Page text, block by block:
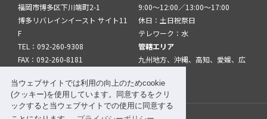
当ウェブサイトでは利用の向上のためcookie
(クッキー)を使用しています。同意するをクリ
ックすると当ウェブサイトでの使用に同意する
福岡市博多区下川端町2-1
博多リバレインイースト サイト11
F
TEL：092-260-9308
FAX：092-260-8181
9:00～12:00／13:00～17:00
休日：土日祝祭日
テレワーク：水
管轄エリア
九州地方、沖縄、高知、愛媛、広